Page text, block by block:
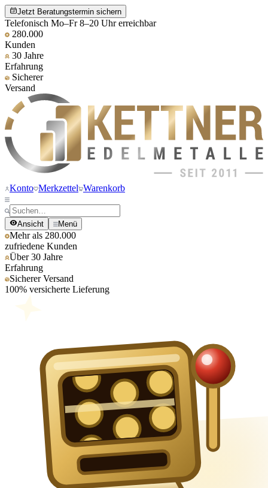
Jetzt Beratungstermin sichern
Telefonisch Mo–Fr 8–20 Uhr erreichbar
280.000
Kunden
30 Jahre
Erfahrung
Sicherer
Versand
Konto Merkzettel Warenkorb
Ansicht Menü
Mehr als 280.000
zufriedene Kunden
Über 30 Jahre
Erfahrung
Sicherer Versand
100% versicherte Lieferung